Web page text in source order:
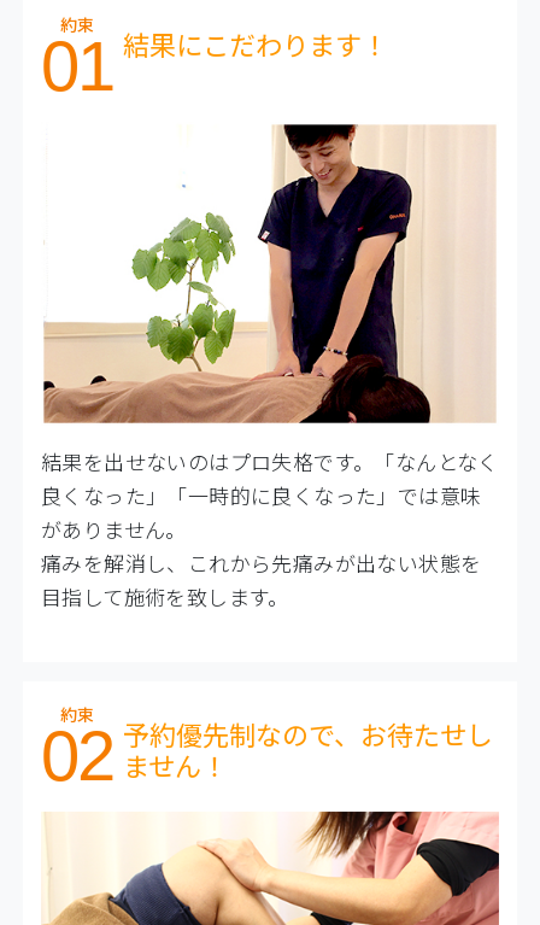
約束
01 結果にこだわります！
結果を出せないのはプロ失格です。「なんとなく
良くなった」「一時的に良くなった」では意味
がありません。
痛みを解消し、これから先痛みが出ない状態を
目指して施術を致します。
約束
02 予約優先制なので、お待たせし
ません！